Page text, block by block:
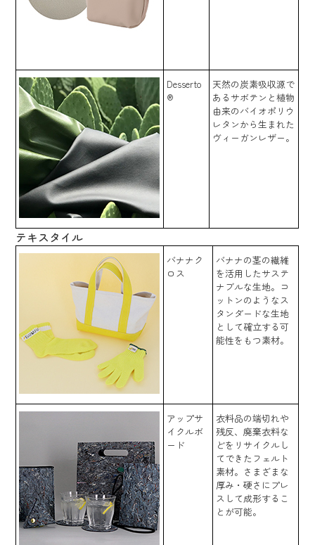
Desserto
®
天然の炭素吸収源で
あるサボテンと植物
由来のバイオポリウ
レタンから生まれた
ヴィーガンレザー。
テキスタイル
バナナク
ロス
バナナの茎の繊維
を活用したサステ
ナブルな生地。コ
ットンのようなス
タンダードな生地
として確立する可
能性をもつ素材。
アップサ
イクルボ
ード
衣料品の端切れや
残反、廃棄衣料な
どをリサイクルし
てできたフェルト
素材。さまざまな
厚み・硬さにプレ
スして成形するこ
とが可能。